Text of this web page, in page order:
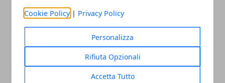
Cookie Policy | Privacy Policy
Personalizza
Rifiuta Opzionali
Accetta Tutto
ARTICOLI CORRELATI